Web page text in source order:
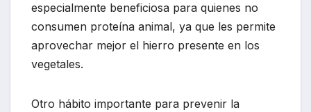
especialmente beneficiosa para quienes no
consumen proteína animal, ya que les permite
aprovechar mejor el hierro presente en los
vegetales.
Otro hábito importante para prevenir la